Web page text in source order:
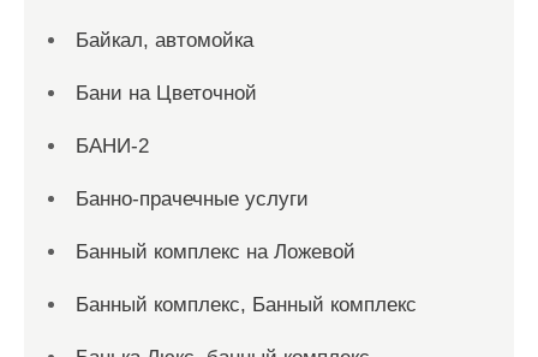
Байкал, автомойка
Бани на Цветочной
БАНИ-2
Банно-прачечные услуги
Банный комплекс на Ложевой
Банный комплекс, Банный комплекс